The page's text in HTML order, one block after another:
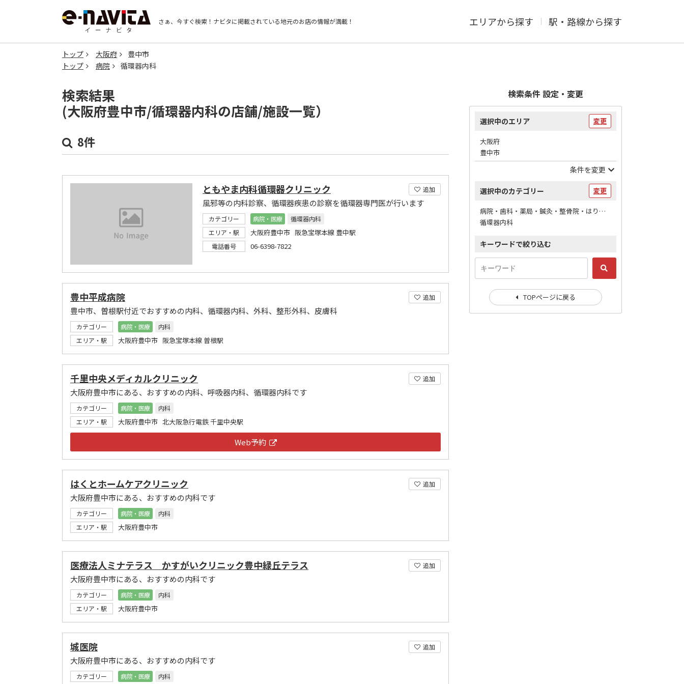
さぁ、今すぐ検索！ ナビタに掲載されている地元のお店の情報が満載！ エリアから探す 駅・路線から探す
トップ 大阪府
豊中市
トップ
病院 循環器内科
検索結果
(大阪府豊中市/循環器内科の店舗/施設一覧）
8件
追加
ともやま内科循環器クリニック
風邪等の内科診察、循環器疾患の診察を循環器専門医が行います
カテゴリー 病院・医療
循環器内科
エリア・駅
大阪府豊中市 阪急宝塚本線 豊中駅
電話番号 06-6398-7822
追加
豊中平成病院
豊中市、曽根駅付近でおすすめの内科、循環器内科、外科、整形外科、皮膚科
カテゴリー 病院・医療
内科
エリア・駅
大阪府豊中市 阪急宝塚本線 曽根駅
追加
千里中央メディカルクリニック
大阪府豊中市にある、おすすめの内科、呼吸器内科、循環器内科です
カテゴリー 病院・医療
内科
エリア・駅
大阪府豊中市 北大阪急行電鉄 千里中央駅
Web予約
追加
はくとホームケアクリニック
大阪府豊中市にある、おすすめの内科です
カテゴリー 病院・医療
内科
エリア・駅
大阪府豊中市
追加
医療法人ミナテラス かすがいクリニック豊中緑丘テラス
大阪府豊中市にある、おすすめの内科です
カテゴリー 病院・医療
内科
エリア・駅
大阪府豊中市
追加
城医院
大阪府豊中市にある、おすすめの内科です
カテゴリー 病院・医療
内科
検索条件 設定・変更
選択中のエリア 変更
大阪府
豊中市
条件を変更
選択中のカテゴリー 変更
病院・歯科・薬局・鍼灸・整骨院・はりマッサージ / 病院
循環器内科
キーワードで絞り込む
TOPページに戻る